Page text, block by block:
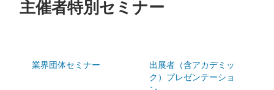
主催者特別セミナー
業界団体セミナー
出展者（含アカデミッ
ク）プレゼンテーショ